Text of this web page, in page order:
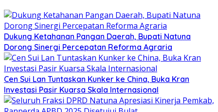
Dukung Ketahanan Pangan Daerah, Bupati Natuna
Dorong Sinergi Percepatan Reforma Agraria
Cen Sui Lan Tuntaskan Kunker ke China, Buka Kran
Investasi Pasir Kuarsa Skala Internasional